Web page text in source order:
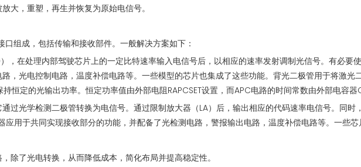
大，重塑，再生并恢复为原始电信号。
组成，包括传输和接收部件。一般解决方案如下：
，在处理内部驾驶芯片上的一定比特速率输入电信号后，以相应的速率发射调制光信号。有必要
，光电控制电路，温度补偿电路等。一些模型的芯片也集成了这些功能。背光二极管用于将激光
恒定的光输出功率。恒定功率值由外部电阻RAPCSET设置，而APC电路的时间常数由外部电容器
过光学检测二极管转换为电信号。通过限制放大器（LA）后，输出相应的代码速率电信号。同时
用于共同实现接收部分的功能，并配备了光检测电路，警报输出电路，温度补偿电路等。一些芯
除了光电转换，从而降低成本，简化布局并提高稳定性。